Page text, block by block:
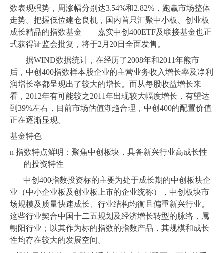
数表现强势，周涨幅分别达3.54%和2.82%，跑赢市场整体
走势。把握低位建仓良机，国内首只汇聚中小板、创业板
成长精品的指数基金——嘉实中创400ETF及联接基金也正
式获得证监会批复，将于2月20日全面发售。
据WIND数据统计，在经历了2008年和2011年熊市
后，中创400指数样本股企业的主营业务收入增长率及净利
润增长率都呈现出了较大的增长。而从每股收益增长来
看，2012年有可能较之2011年出现较大幅度增长，有望达
到39%左右，目前市场估值渐趋合理，中创400的配置价值
正在逐渐显现。
基金特色
n 指数特点鲜明：聚焦中创板块，具备新兴行业高成长性
的投资特性
中创400指数投资标的主要为处于成长期的中创板块企
业（中小企业板及创业板上市的企业统称），中创板块市
场规模及质量快速成长、行业结构均衡且偏重新兴行业。
这些行业契合中国十二五规划及经济增长转型的脉络，属
朝阳行业；以其作为标的指数的指数产品，其规模和成长
性均存在较大的发展空间。